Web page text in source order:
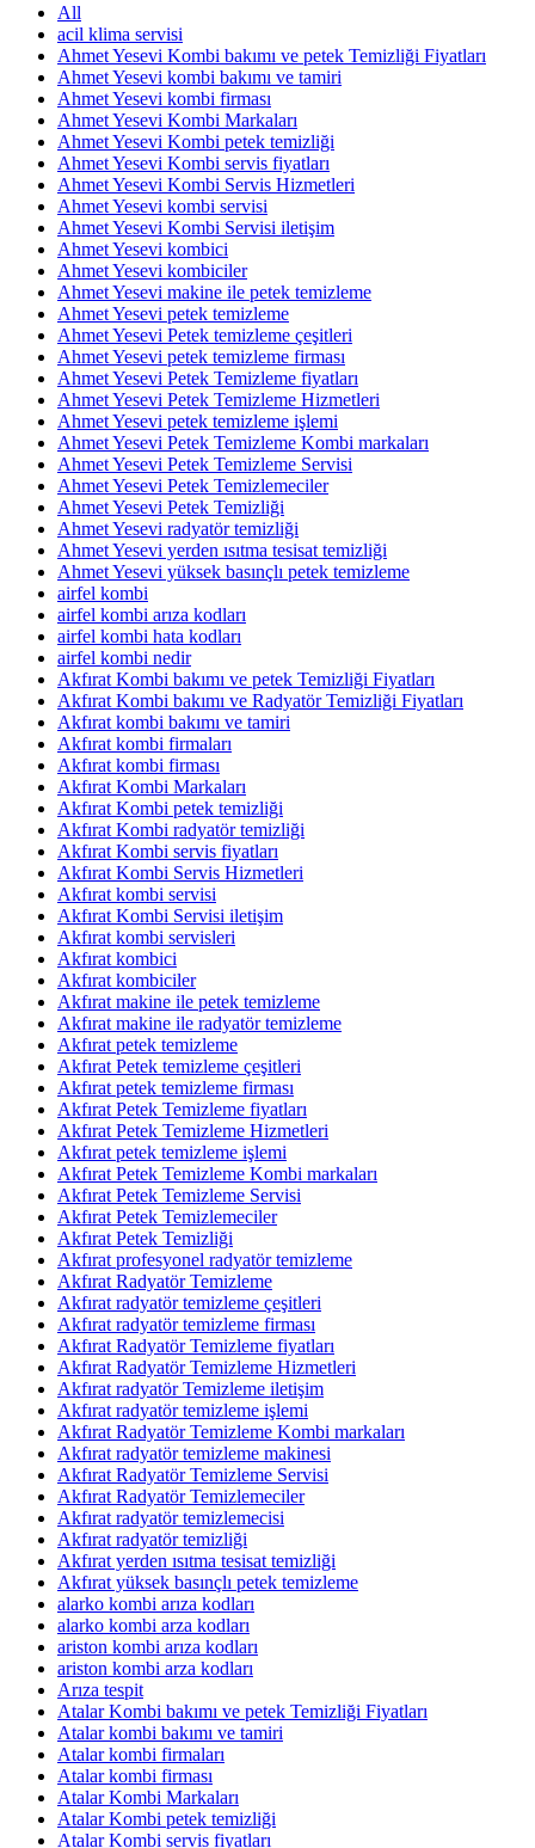
All
acil klima servisi
Ahmet Yesevi Kombi bakımı ve petek Temizliği Fiyatları
Ahmet Yesevi kombi bakımı ve tamiri
Ahmet Yesevi kombi firması
Ahmet Yesevi Kombi Markaları
Ahmet Yesevi Kombi petek temizliği
Ahmet Yesevi Kombi servis fiyatları
Ahmet Yesevi Kombi Servis Hizmetleri
Ahmet Yesevi kombi servisi
Ahmet Yesevi Kombi Servisi iletişim
Ahmet Yesevi kombici
Ahmet Yesevi kombiciler
Ahmet Yesevi makine ile petek temizleme
Ahmet Yesevi petek temizleme
Ahmet Yesevi Petek temizleme çeşitleri
Ahmet Yesevi petek temizleme firması
Ahmet Yesevi Petek Temizleme fiyatları
Ahmet Yesevi Petek Temizleme Hizmetleri
Ahmet Yesevi petek temizleme işlemi
Ahmet Yesevi Petek Temizleme Kombi markaları
Ahmet Yesevi Petek Temizleme Servisi
Ahmet Yesevi Petek Temizlemeciler
Ahmet Yesevi Petek Temizliği
Ahmet Yesevi radyatör temizliği
Ahmet Yesevi yerden ısıtma tesisat temizliği
Ahmet Yesevi yüksek basınçlı petek temizleme
airfel kombi
airfel kombi arıza kodları
airfel kombi hata kodları
airfel kombi nedir
Akfırat Kombi bakımı ve petek Temizliği Fiyatları
Akfırat Kombi bakımı ve Radyatör Temizliği Fiyatları
Akfırat kombi bakımı ve tamiri
Akfırat kombi firmaları
Akfırat kombi firması
Akfırat Kombi Markaları
Akfırat Kombi petek temizliği
Akfırat Kombi radyatör temizliği
Akfırat Kombi servis fiyatları
Akfırat Kombi Servis Hizmetleri
Akfırat kombi servisi
Akfırat Kombi Servisi iletişim
Akfırat kombi servisleri
Akfırat kombici
Akfırat kombiciler
Akfırat makine ile petek temizleme
Akfırat makine ile radyatör temizleme
Akfırat petek temizleme
Akfırat Petek temizleme çeşitleri
Akfırat petek temizleme firması
Akfırat Petek Temizleme fiyatları
Akfırat Petek Temizleme Hizmetleri
Akfırat petek temizleme işlemi
Akfırat Petek Temizleme Kombi markaları
Akfırat Petek Temizleme Servisi
Akfırat Petek Temizlemeciler
Akfırat Petek Temizliği
Akfırat profesyonel radyatör temizleme
Akfırat Radyatör Temizleme
Akfırat radyatör temizleme çeşitleri
Akfırat radyatör temizleme firması
Akfırat Radyatör Temizleme fiyatları
Akfırat Radyatör Temizleme Hizmetleri
Akfırat radyatör Temizleme iletişim
Akfırat radyatör temizleme işlemi
Akfırat Radyatör Temizleme Kombi markaları
Akfırat radyatör temizleme makinesi
Akfırat Radyatör Temizleme Servisi
Akfırat Radyatör Temizlemeciler
Akfırat radyatör temizlemecisi
Akfırat radyatör temizliği
Akfırat yerden ısıtma tesisat temizliği
Akfırat yüksek basınçlı petek temizleme
alarko kombi arıza kodları
alarko kombi arza kodları
ariston kombi arıza kodları
ariston kombi arza kodları
Arıza tespit
Atalar Kombi bakımı ve petek Temizliği Fiyatları
Atalar kombi bakımı ve tamiri
Atalar kombi firmaları
Atalar kombi firması
Atalar Kombi Markaları
Atalar Kombi petek temizliği
Atalar Kombi servis fiyatları